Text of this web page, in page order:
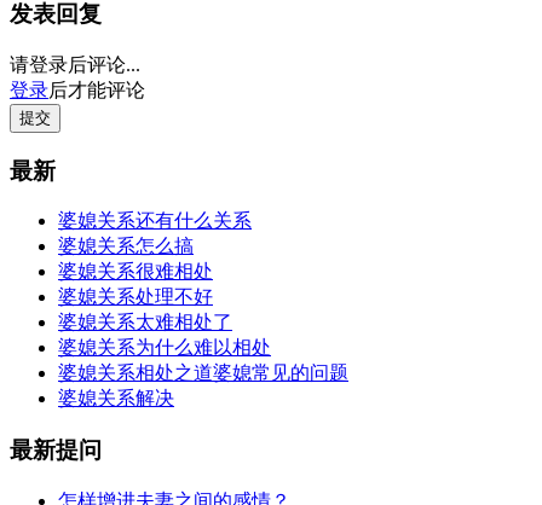
发表回复
请登录后评论...
登录后才能评论
提交
最新
婆媳关系还有什么关系
婆媳关系怎么搞
婆媳关系很难相处
婆媳关系处理不好
婆媳关系太难相处了
婆媳关系为什么难以相处
婆媳关系相处之道婆媳常见的问题
婆媳关系解决
最新提问
怎样增进夫妻之间的感情？